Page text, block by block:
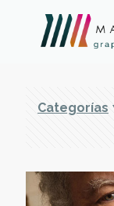
Categorías